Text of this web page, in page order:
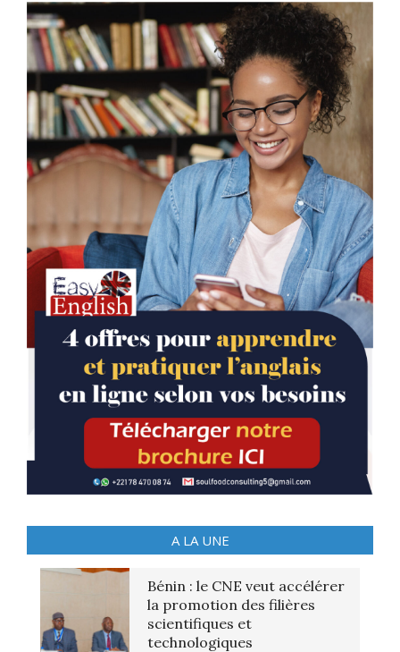
A LA UNE
Bénin : le CNE veut accélérer
la promotion des filières
scientifiques et
technologiques